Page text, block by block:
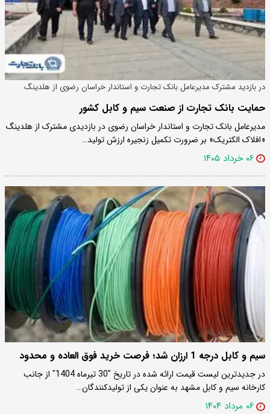
در بازدید مشترک مدیرعامل بانک تجارت و استاندار خراسان رضوی از هلدینگ
«افلاک الکتریک» مطرح شد؛
حمایت بانک تجارت از صنعت سیم و کابل کشور
مدیرعامل بانک تجارت و استاندار خراسان رضوی در بازدیدی مشترک از هلدینگ
«افلاک الکتریک» بر ضرورت تکمیل زنجیره ارزش تولید…
۰۶ خرداد ۱۴۰۵
سیم و کابل درجه 1 ارزان شد؛ فرصت خرید فوق العاده و محدود
در جدیدترین لیست قیمت ارائه شده در تاریخ "30 تیرماه 1404" از جانب
کارخانه سیم و کابل مشهد به عنوان یکی از تولیدکنندگان…
۰۶ مرداد ۱۴۰۴